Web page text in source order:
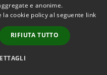
e anonime.
cookie policy al seguente link
RIFIUTA TUTTO